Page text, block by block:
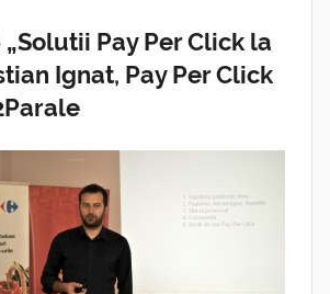
Pay Per Click la
Ignat, Pay Per Click